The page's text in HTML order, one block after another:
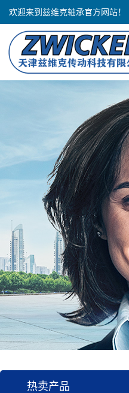
欢迎来到兹维克轴承官方网站！
热卖产品